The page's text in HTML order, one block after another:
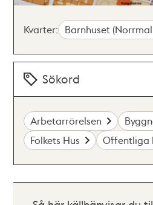
Kvarter: Barnhuset
Sökord
Arbetarrörelsen
Folkets Hus
Offentliga